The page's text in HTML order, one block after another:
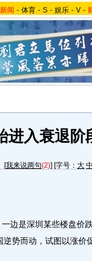
新闻 - 体育 - S - 娱乐 - V -
进入衰退阶
[我来说两句(2)] [字号： 大 中
边是深圳某些楼盘价跌
势而动，试图以涨价